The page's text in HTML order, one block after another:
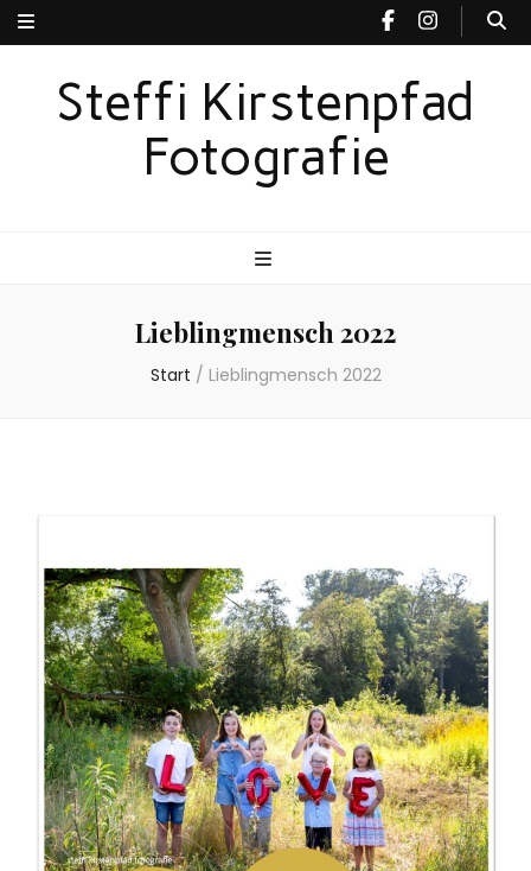
Steffi Kirstenpfad
Fotografie
Lieblingmensch 2022
Start / Lieblingmensch 2022